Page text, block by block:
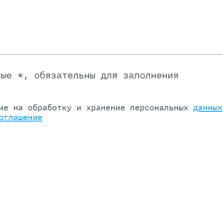
*, обязательны для заполнения
на обработку и хранение персональных данных